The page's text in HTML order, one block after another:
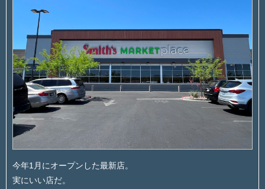
今年1月にオープンした最新店。
実にいい店だ。